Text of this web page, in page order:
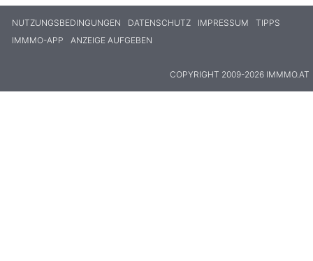
NUTZUNGSBEDINGUNGEN DATENSCHUTZ IMPRESSUM
TIPPS
IMMMO-APP
ANZEIGE AUFGEBEN
COPYRIGHT 2009-2026 IMMMO.AT